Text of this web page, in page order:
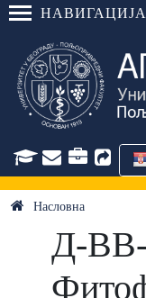
НАВИГАЦИЈА
Насловна
Д-